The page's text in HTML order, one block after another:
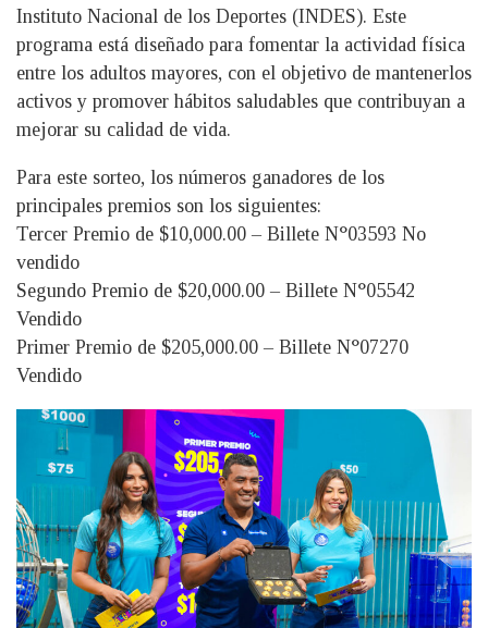
Instituto Nacional de los Deportes (INDES). Este
programa está diseñado para fomentar la actividad física
entre los adultos mayores, con el objetivo de mantenerlos
activos y promover hábitos saludables que contribuyan a
mejorar su calidad de vida.
Para este sorteo, los números ganadores de los
principales premios son los siguientes:
Tercer Premio de $10,000.00 – Billete N°03593 No
vendido
Segundo Premio de $20,000.00 – Billete N°05542
Vendido
Primer Premio de $205,000.00 – Billete N°07270
Vendido